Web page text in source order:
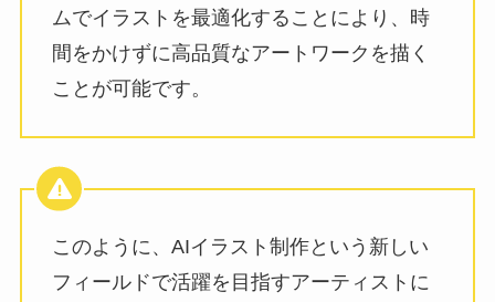
ムでイラストを最適化することにより、時
間をかけずに高品質なアートワークを描く
ことが可能です。
このように、AIイラスト制作という新しい
フィールドで活躍を目指すアーティストに